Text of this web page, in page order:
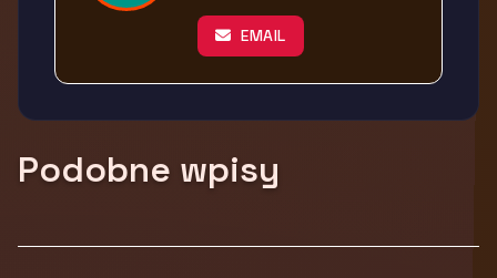
EMAIL
Podobne wpisy